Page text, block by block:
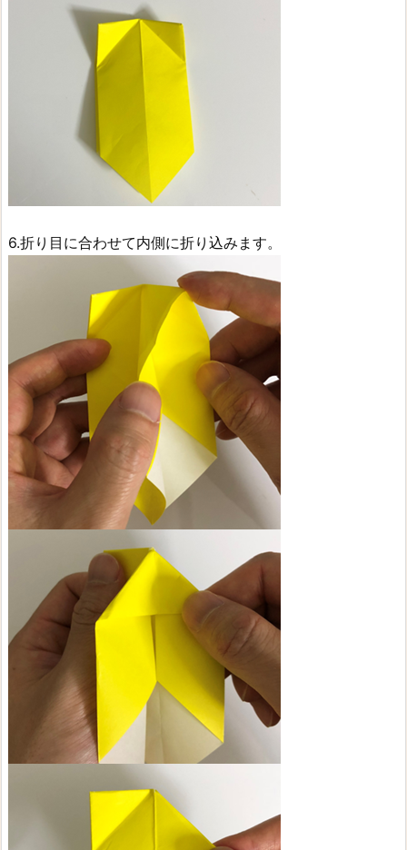
6.折り目に合わせて内側に折り込みます。